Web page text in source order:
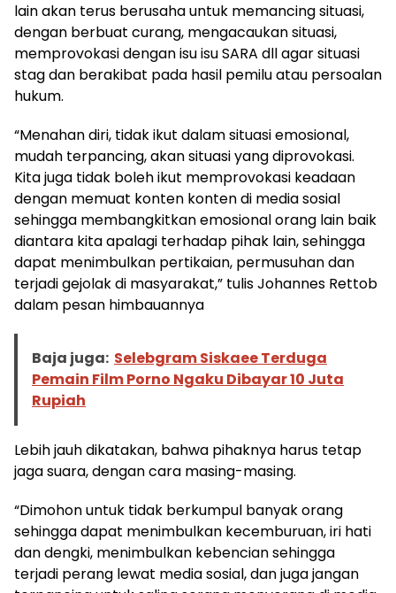
lain akan terus berusaha untuk memancing situasi,
dengan berbuat curang, mengacaukan situasi,
memprovokasi dengan isu isu SARA dll agar situasi
stag dan berakibat pada hasil pemilu atau persoalan
hukum.
“Menahan diri, tidak ikut dalam situasi emosional,
mudah terpancing, akan situasi yang diprovokasi.
Kita juga tidak boleh ikut memprovokasi keadaan
dengan memuat konten konten di media sosial
sehingga membangkitkan emosional orang lain baik
diantara kita apalagi terhadap pihak lain, sehingga
dapat menimbulkan pertikaian, permusuhan dan
terjadi gejolak di masyarakat,” tulis Johannes Rettob
dalam pesan himbauannya
Baja juga: Selebgram Siskaee Terduga
Pemain Film Porno Ngaku Dibayar 10 Juta
Rupiah
Lebih jauh dikatakan, bahwa pihaknya harus tetap
jaga suara, dengan cara masing-masing.
“Dimohon untuk tidak berkumpul banyak orang
sehingga dapat menimbulkan kecemburuan, iri hati
dan dengki, menimbulkan kebencian sehingga
terjadi perang lewat media sosial, dan juga jangan